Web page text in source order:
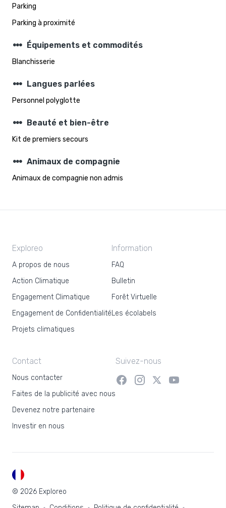
Parking
Parking à proximité
steppers Équipements et commodités
Blanchisserie
steppers Langues parlées
Personnel polyglotte
steppers Beauté et bien-être
Kit de premiers secours
steppers Animaux de compagnie
Animaux de compagnie non admis
Exploreo
A propos de nous
Action Climatique
Engagement Climatique
Engagement de Confidentialité
Projets climatiques
Information
FAQ
Bulletin
Forêt Virtuelle
Les écolabels
Contact
Nous contacter
Faites de la publicité avec nous
Devenez notre partenaire
Investir en nous
Suivez-nous
© 2026 Exploreo